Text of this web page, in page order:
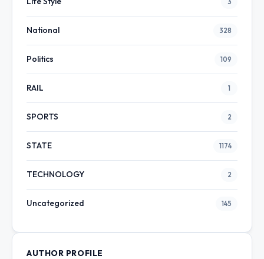
3
National 328
Politics 109
RAIL 1
SPORTS 2
STATE 1174
TECHNOLOGY 2
Uncategorized 145
AUTHOR PROFILE